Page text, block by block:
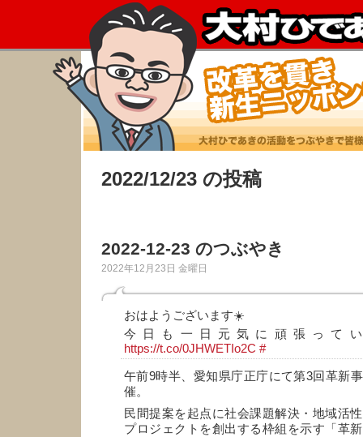
2022/12/23 の投稿
2022-12-23 のつぶやき
2022年12月23日 金曜日
おはようございます☀️
今日も一日元気に頑張って
https://t.co/0JHWETIo2C #
午前9時半、愛知県庁正庁にて第3回革新
催。
民間提案を起点に社会課題解決・地域活
プロジェクトを創出する枠組を示す「革